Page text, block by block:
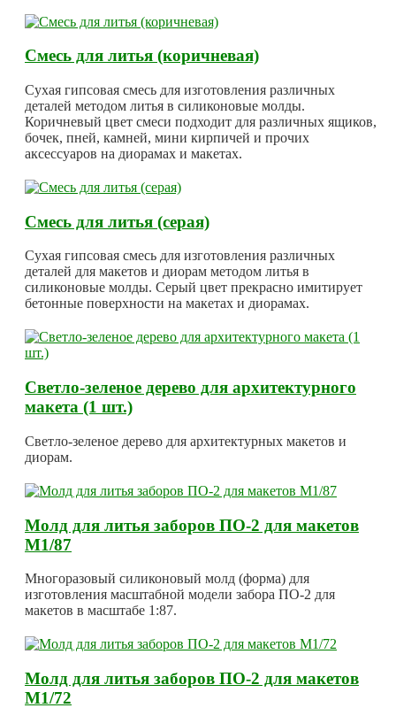
Смесь для литья (коричневая)
Сухая гипсовая смесь для изготовления различных
деталей методом литья в силиконовые молды.
Коричневый цвет смеси подходит для различных ящиков,
бочек, пней, камней, мини кирпичей и прочих
аксессуаров на диорамах и макетах.
Смесь для литья (серая)
Сухая гипсовая смесь для изготовления различных
деталей для макетов и диорам методом литья в
силиконовые молды. Серый цвет прекрасно имитирует
бетонные поверхности на макетах и диорамах.
Светло-зеленое дерево для архитектурного
макета (1 шт.)
Светло-зеленое дерево для архитектурных макетов и
диорам.
Молд для литья заборов ПО-2 для макетов
М1/87
Многоразовый силиконовый молд (форма) для
изготовления масштабной модели забора ПО-2 для
макетов в масштабе 1:87.
Молд для литья заборов ПО-2 для макетов
М1/72